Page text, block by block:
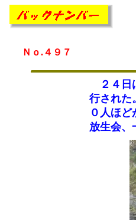
Ｎｏ.４９７
２４日
行された
０人ほ
放生会